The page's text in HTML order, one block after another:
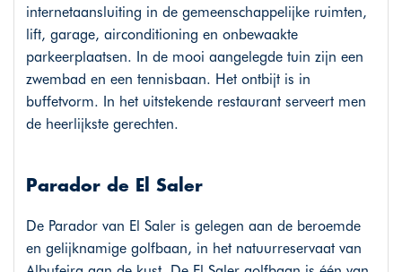
internetaansluiting in de gemeenschappelijke ruimten,
lift, garage, airconditioning en onbewaakte
parkeerplaatsen. In de mooi aangelegde tuin zijn een
zwembad en een tennisbaan. Het ontbijt is in
buffetvorm. In het uitstekende restaurant serveert men
de heerlijkste gerechten.
Parador de El Saler
De Parador van El Saler is gelegen aan de beroemde
en gelijknamige golfbaan, in het natuurreservaat van